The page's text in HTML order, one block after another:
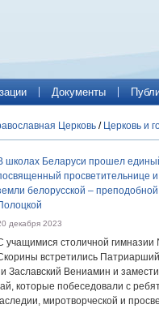
Документы
Церковь / Церковь и
школах Беларуси прошел
просветительнице
белорусской –
декабря 2023
учащимися столичной
встретились
Заславский Вениамин и
которые побеседовали с
миротворческой и